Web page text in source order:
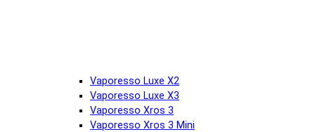
Vaporesso Luxe X2
Vaporesso Luxe X3
Vaporesso Xros 3
Vaporesso Xros 3 Mini